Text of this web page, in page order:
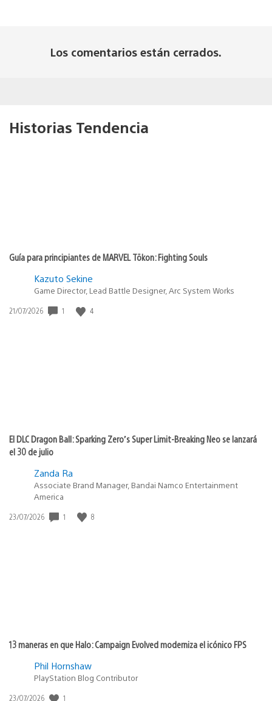
Los comentarios están cerrados.
Historias Tendencia
Guía para principiantes de MARVEL Tōkon: Fighting Souls
Kazuto Sekine
Game Director, Lead Battle Designer, Arc System Works
Fecha
21/07/2026 1 4
El DLC Dragon Ball: Sparking Zero’s Super Limit-Breaking Neo se lanzará
el 30 de julio
Zanda Ra
Associate Brand Manager, Bandai Namco Entertainment
America
Fecha
23/07/2026 1 8
13 maneras en que Halo: Campaign Evolved moderniza el icónico FPS
Phil Hornshaw
PlayStation Blog Contributor
Fecha
23/07/2026 1